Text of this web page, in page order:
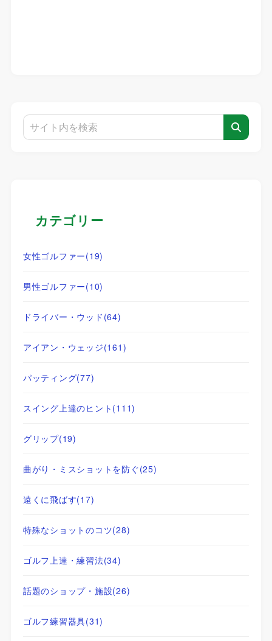
カテゴリー
女性ゴルファー(19)
男性ゴルファー(10)
ドライバー・ウッド (64)
アイアン・ウェッジ(161)
パッティング(77)
スイング上達のヒント (111)
グリップ(19)
曲がり・ミスショットを防ぐ(25)
遠くに飛ばす(17)
特殊なショットのコツ(28)
ゴルフ上達・練習法(34)
話題のショップ・施設(26)
ゴルフ練習器具(31)